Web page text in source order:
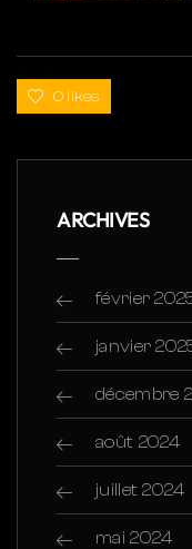
0 likes
ARCHIVES
février
janvier
décembre
août 2024
juillet 2024
mai 2024